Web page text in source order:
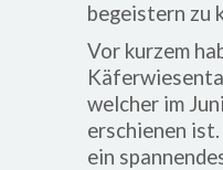
begeistern zu
Vor kurzem
welcher im
erschienen
ein